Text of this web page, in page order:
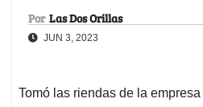
Por Las Dos Orillas
JUN 3, 2023
Tomó las riendas de la